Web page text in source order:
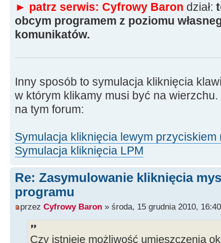
► patrz serwis: Cyfrowy Baron dział:
obcym programem z poziomu
komunikatów.
Inny sposób to symulacja kliknięcia
w którym klikamy musi być na
na tym forum:
Symulacja kliknięcia lewym przyciskiem
Symulacja kliknięcia LPM
Re: Zasymulowanie kliknięcia
programu
przez Cyfrowy Baron » środa, 15 grudnia 2010, 16:40
Czy istnieje możliwość umieszczenia